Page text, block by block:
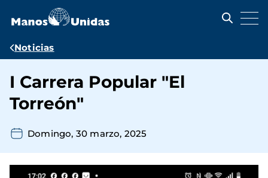
contenido
Ruta
navegación
Noticias
I Carrera Popular "El
Torreón"
Domingo, 30 marzo, 2025